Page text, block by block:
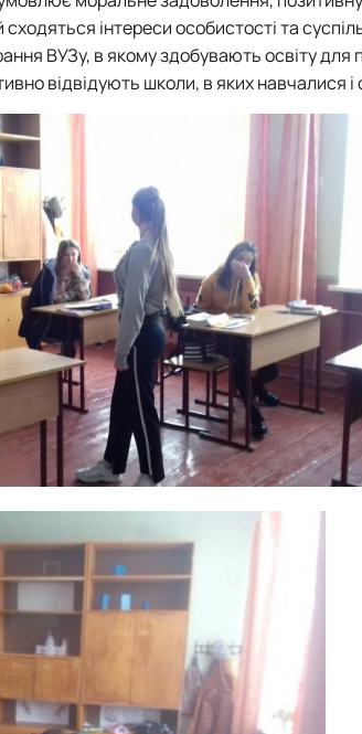
лабораторії
наукова лабораторія розвитку бізнес-
конференція, присвячена 75-річчю
справи та туризму
сходяться інтереси особистості та
ВУЗу, в якому здобувають освіту
відвідують школи, в яких навчалися